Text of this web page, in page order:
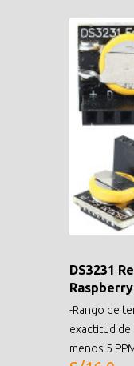
DS3231
-Rango de
exactitud de
menos 5